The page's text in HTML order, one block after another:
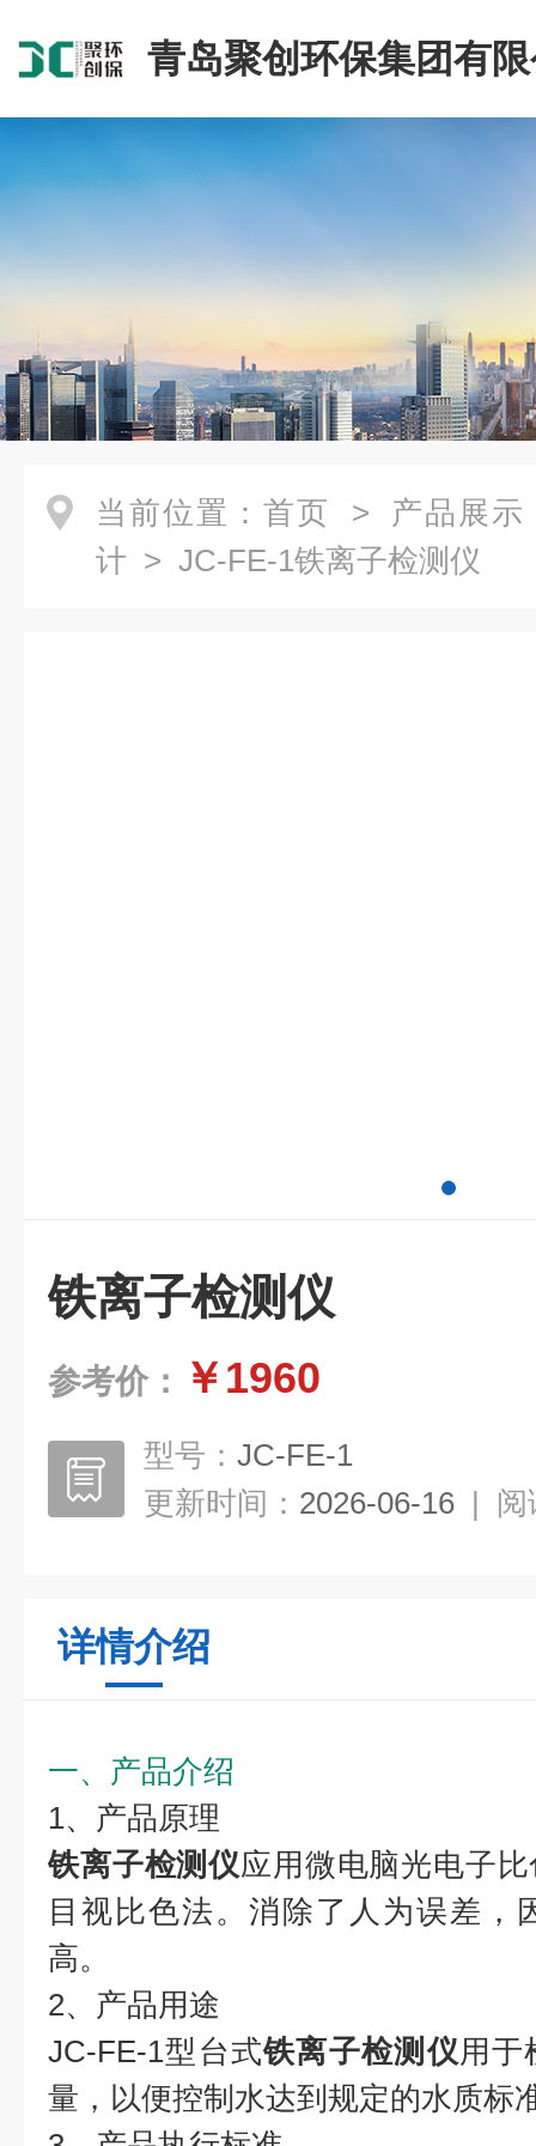
青岛聚创环保集团有
当前位置： 首页 > 产品展示
计 > JC-FE-1铁离子检测仪
铁离子检测仪
参考价： ￥1960
型号： JC-FE-1
更新时间： 2026-06-16 | 阅
详情介绍
一、产品介绍
1、产品原理
铁离子检测仪应用微电脑光电子
目视比色法。消除了人为误差，
高。
2、产品用途
JC-FE-1型台式铁离子检测仪用于
量，以便控制水达到规定的水质标